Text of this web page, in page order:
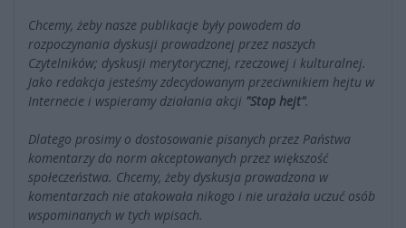
Chcemy, żeby nasze publikacje były powodem do
rozpoczynania dyskusji prowadzonej przez naszych
Czytelników; dyskusji merytorycznej, rzeczowej i kulturalnej.
Jako redakcja jesteśmy zdecydowanym przeciwnikiem hejtu w
Internecie i wspieramy działania akcji "Stop hejt".
Dlatego prosimy o dostosowanie pisanych przez Państwa
komentarzy do norm akceptowanych przez większość
społeczeństwa. Chcemy, żeby dyskusja prowadzona w
komentarzach nie atakowała nikogo i nie urażała uczuć osób
wspominanych w tych wpisach.